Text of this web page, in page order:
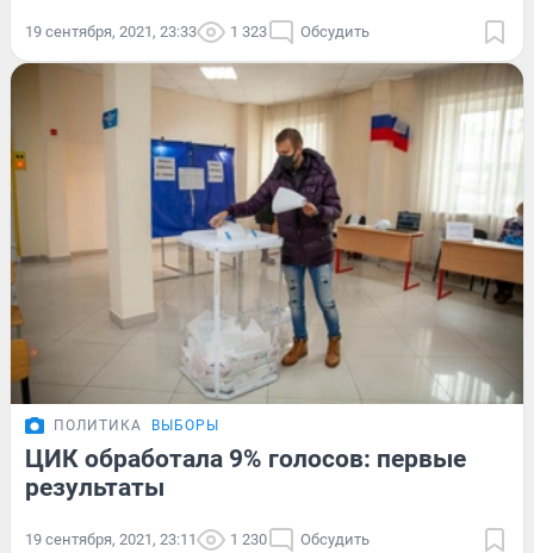
19 сентября, 2021, 23:33 1 323 Обсудить
ПОЛИТИКА ВЫБОРЫ
ЦИК обработала 9% голосов: первые
результаты
19 сентября, 2021, 23:11 1 230 Обсудить